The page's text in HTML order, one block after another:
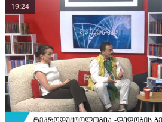
19:24